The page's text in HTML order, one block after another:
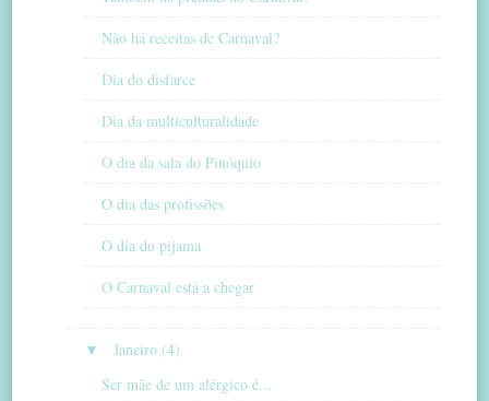
Não há receitas de Carnaval?
Dia do disfarce
Dia da multiculturalidade
O dia da sala do Pinóquio
O dia das profissões
O dia do pijama
O Carnaval está a chegar
▼
Janeiro (4)
Ser mãe de um alérgico é...